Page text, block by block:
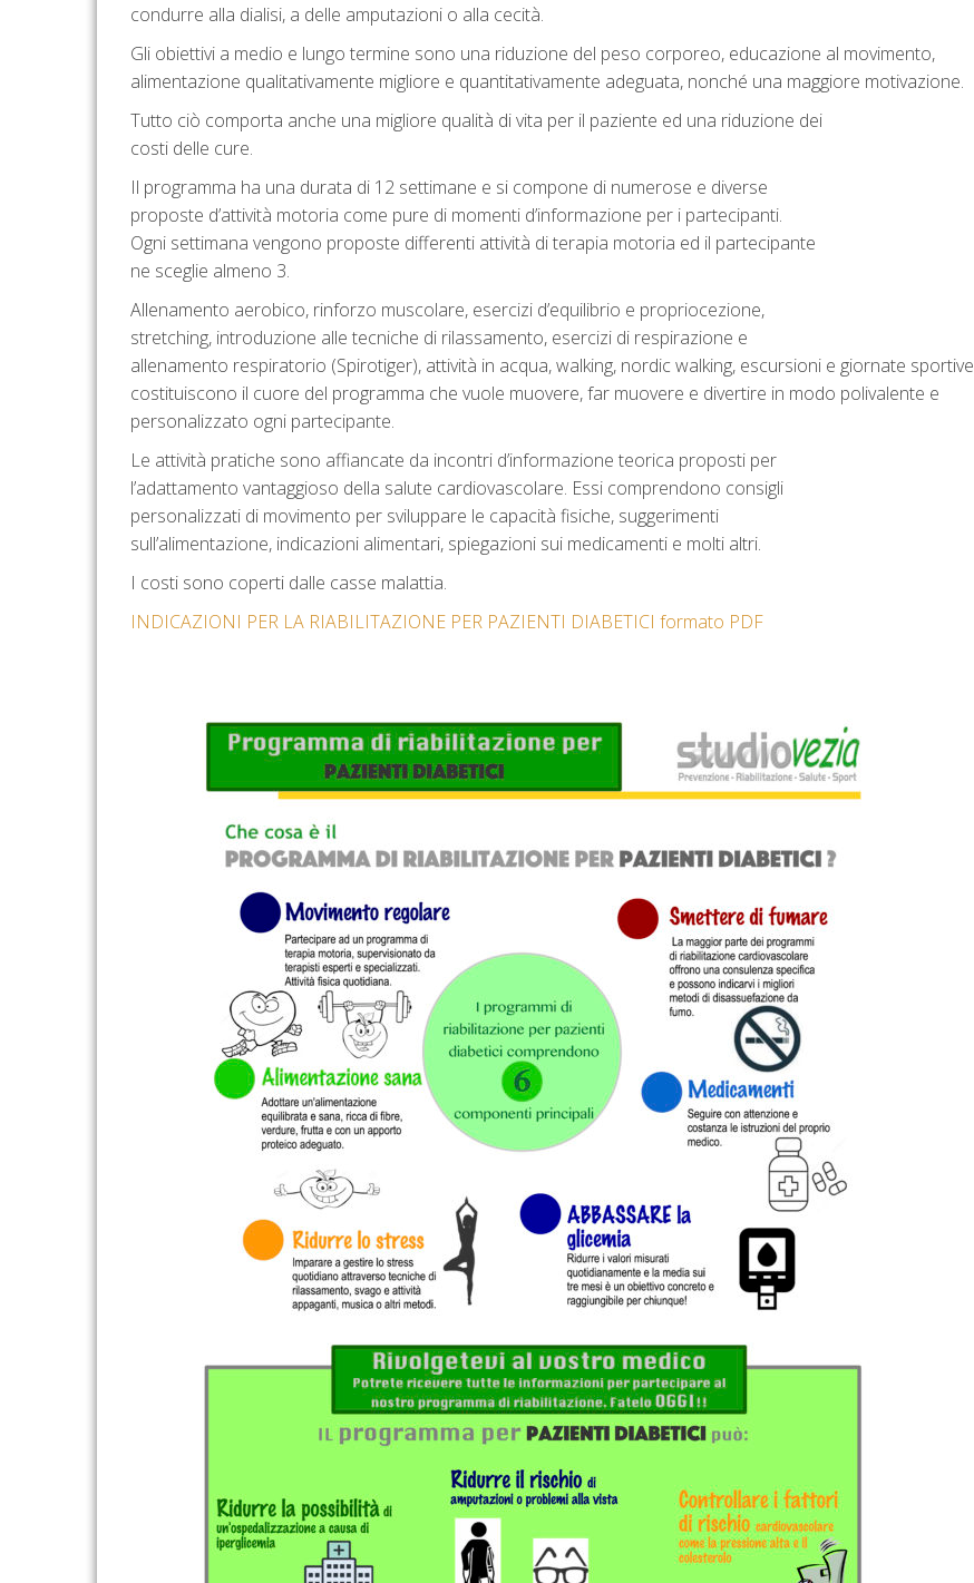
condurre alla dialisi, a delle amputazioni o alla cecità.
Gli obiettivi a medio e lungo termine sono una riduzione del peso corporeo, educazione al movimento,
alimentazione qualitativamente migliore e quantitativamente adeguata, nonché una maggiore motivazione.
Tutto ciò comporta anche una migliore qualità di vita per il paziente ed una riduzione dei
costi delle cure.
Il programma ha una durata di 12 settimane e si compone di numerose e diverse
proposte d’attività motoria come pure di momenti d’informazione per i partecipanti.
Ogni settimana vengono proposte differenti attività di terapia motoria ed il partecipante
ne sceglie almeno 3.
Allenamento aerobico, rinforzo muscolare, esercizi d’equilibrio e propriocezione,
stretching, introduzione alle tecniche di rilassamento, esercizi di respirazione e
allenamento respiratorio (Spirotiger), attività in acqua, walking, nordic walking, escursioni e giornate sportive
costituiscono il cuore del programma che vuole muovere, far muovere e divertire in modo polivalente e
personalizzato ogni partecipante.
Le attività pratiche sono affiancate da incontri d’informazione teorica proposti per
l’adattamento vantaggioso della salute cardiovascolare. Essi comprendono consigli
personalizzati di movimento per sviluppare le capacità fisiche, suggerimenti
sull’alimentazione, indicazioni alimentari, spiegazioni sui medicamenti e molti altri.
I costi sono coperti dalle casse malattia.
INDICAZIONI PER LA RIABILITAZIONE PER PAZIENTI DIABETICI formato PDF